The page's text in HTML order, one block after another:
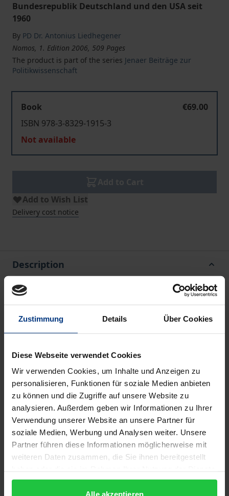
Zustimmung Details Über Cookies
Diese Webseite verwendet Cookies
Wir verwenden Cookies, um Inhalte und Anzeigen zu
personalisieren, Funktionen für soziale Medien anbieten
zu können und die Zugriffe auf unsere Website zu
analysieren. Außerdem geben wir Informationen zu Ihrer
Verwendung unserer Website an unsere Partner für
soziale Medien, Werbung und Analysen weiter. Unsere
Partner führen diese Informationen möglicherweise mit
weiteren Daten zusammen, die Sie ihnen bereitgestellt
gesammelt haben.
Alle akzeptieren
Bundesrepublik Deutschland und den USA seit
1960
By PD Dr. Antonius Liedhegener
Nomos, 1. Edition 2006, 509 Pages
The product is part of the series Jenaer Beiträge zur
Politikwissenschaft
Book
€69.00
ISBN 978-3-8329-1915-3
Not available
Add to Wish List
Delivery cost notice
Description
Mit dem Zweiten Vatikanischen Konzil und seiner
vielen Ländern in beachtlicher Art und Weise
Diese vergleichende Längsschnittstudie beschreibt
und analysiert für den deutschen und
amerikanischen Katholizismus erstmals
zusammenhängend die historischen
Vorbedingungen des aktuellen politischen
Handelns, den Strukturwandel und die
Pluralisierung von Kirche und Katholizismus seit
1960, die relevanten Themen und Ressourcen
und Misserfolge in den Politikfeldern Lebensschutz